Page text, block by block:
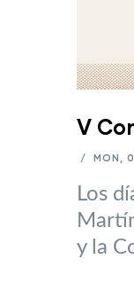
V
/ MON,
Los
y la